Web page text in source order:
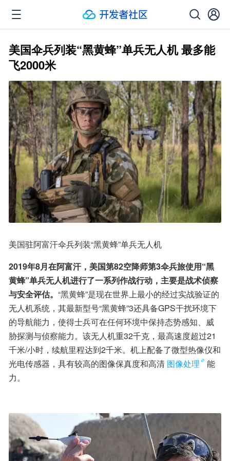
美国伞兵列装“黑黄蜂”单兵无人机 最多能
飞2000米
美国驻阿富汗伞兵列装“黑黄蜂”单兵无人机
2019年8月在阿富汗，美国第82空降师第3伞兵旅使用“黑
黄蜂”单兵无人机进行了一系列作战行动，主要是战术侦察
与安全评估。 “黑黄蜂”是现在世界上最小的经过实战验证的
无人机系统，其最新型号“黑黄蜂”3还具备GPS干扰环境下
的导航能力，使得士兵可在任何环境中保持态势感知、威
胁探测与侦察能力。该无人机重32千克，最高速度超过21
千米/小时，续航里程达到2千米。机上配备了微型热像仪和
光电传感器，具有较高的图像保真度和高清 图像处理
能
力。